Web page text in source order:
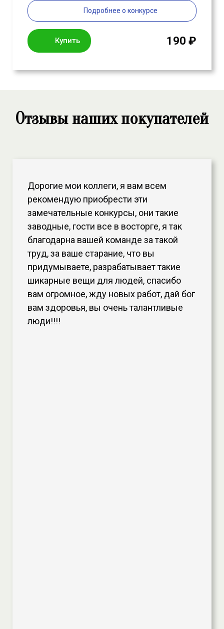
Подробнее о конкурсе
Купить 190 ₽
Отзывы наших покупателей
Дорогие мои коллеги, я вам всем
рекомендую приобрести эти
замечательные конкурсы, они такие
заводные, гости все в восторге, я так
благодарна вашей команде за такой
труд, за ваше старание, что вы
придумываете, разрабатывает такие
шикарные вещи для людей, спасибо
вам огромное, жду новых работ, дай бог
вам здоровья, вы очень талантливые
люди!!!!